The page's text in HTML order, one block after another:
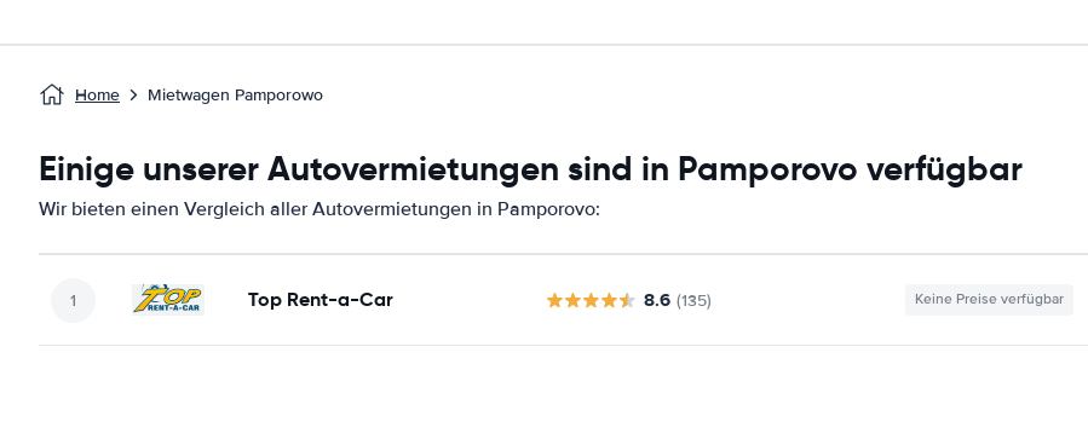
Home Mietwagen Pamporowo
Einige unserer Autovermietungen sind in Pamporovo verfügbar
Wir bieten einen Vergleich aller Autovermietungen in Pamporovo:
Top Rent-a-Car 8.6 (135) Keine Preise verfügbar